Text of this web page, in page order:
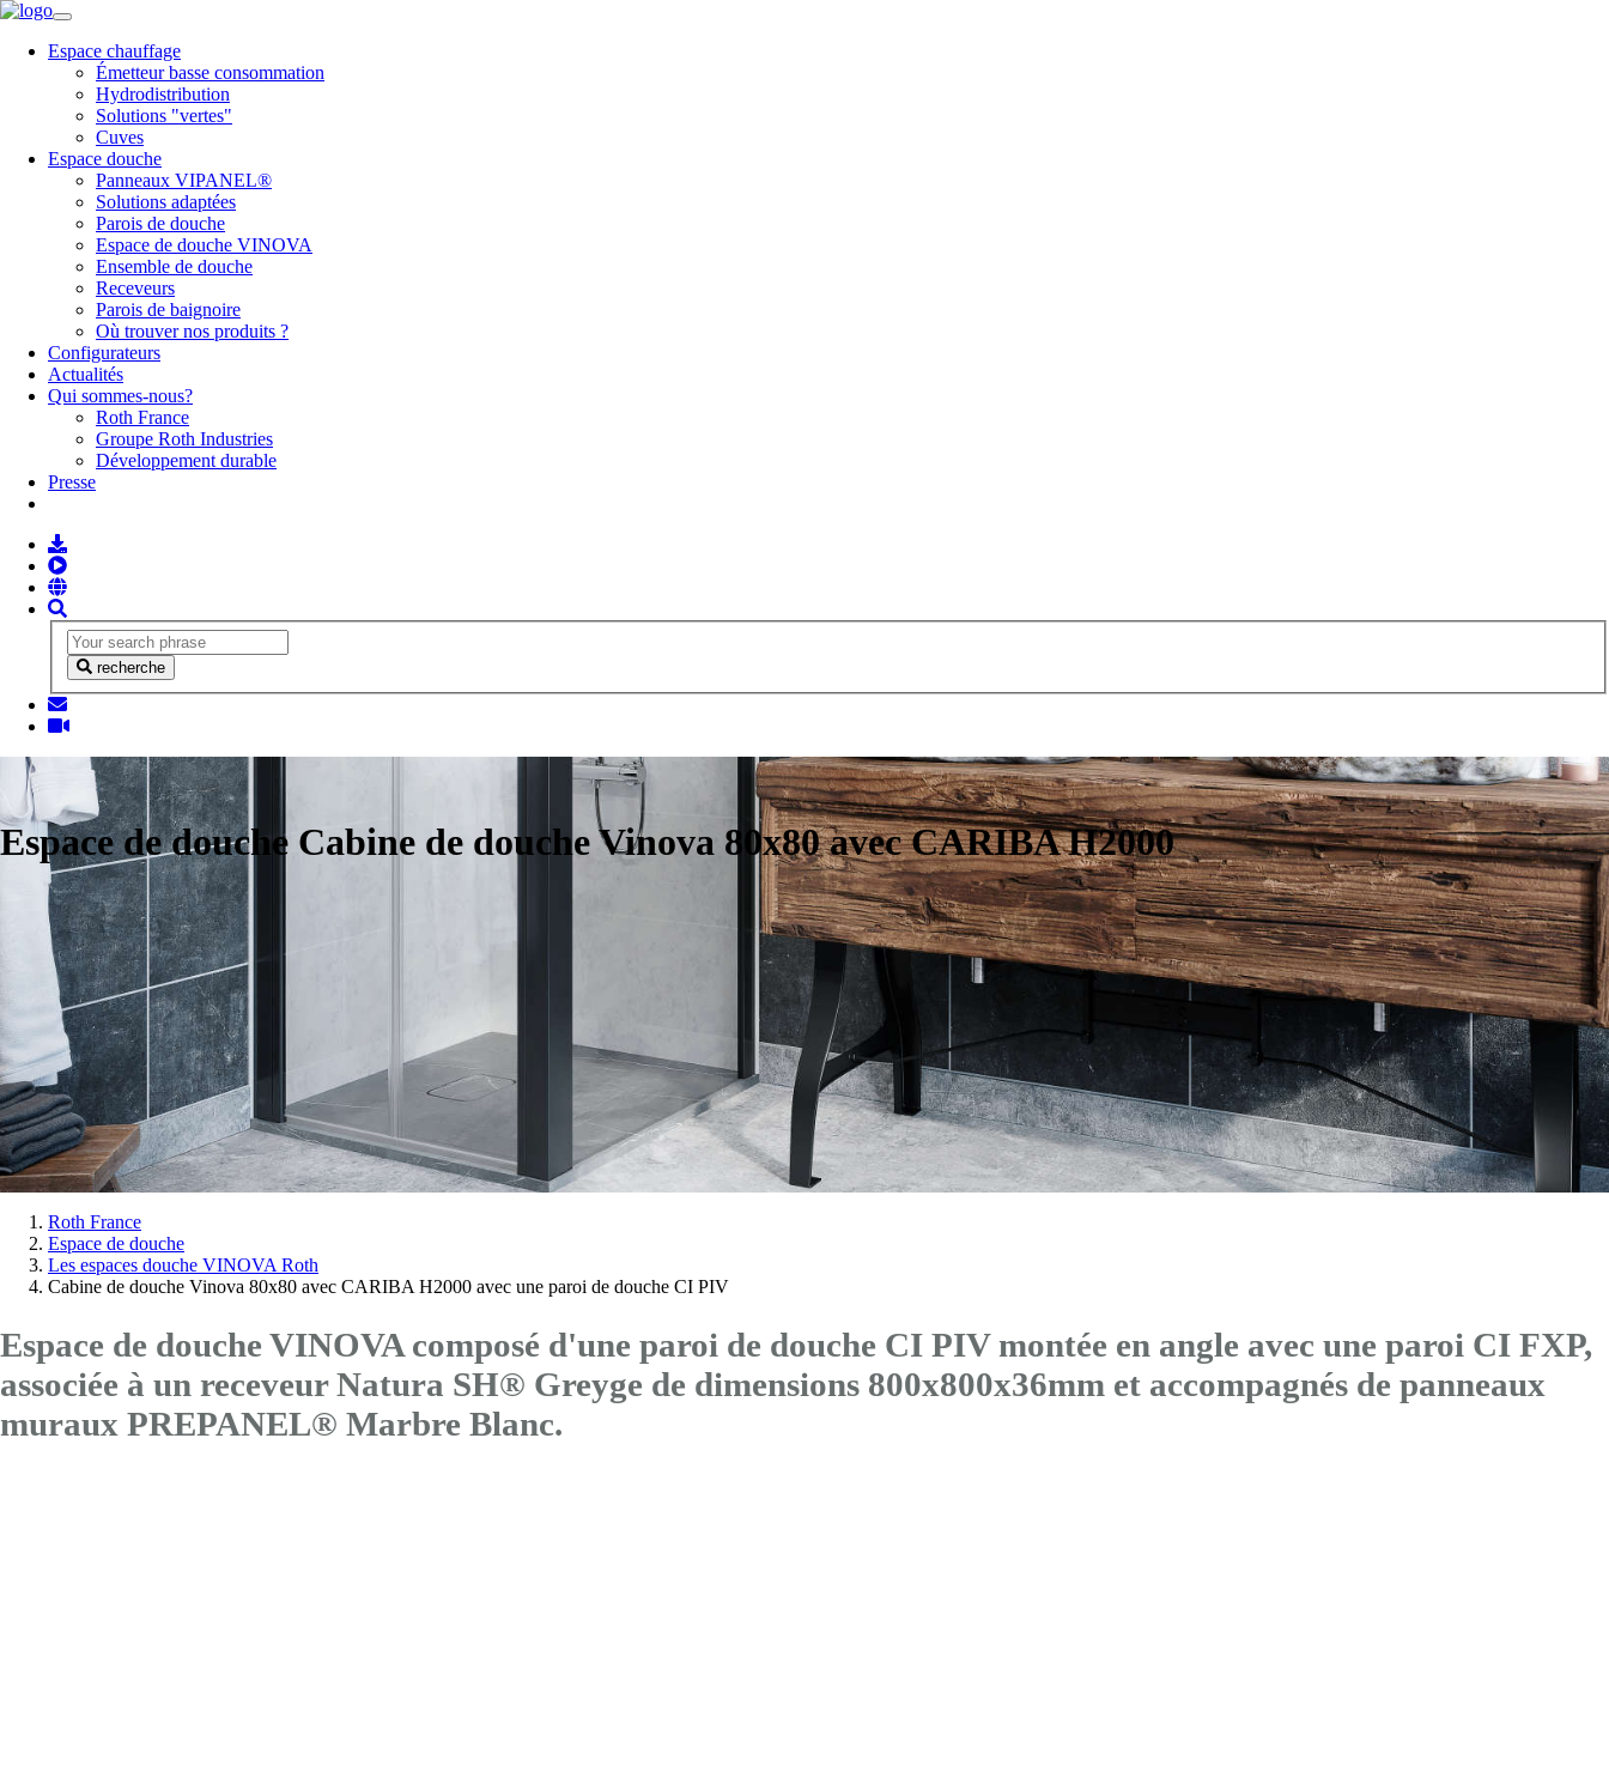
Espace chauffage
Émetteur basse consommation
Hydrodistribution
Solutions "vertes"
Cuves
Espace douche
Panneaux VIPANEL®
Solutions adaptées
Parois de douche
Espace de douche VINOVA
Ensemble de douche
Receveurs
Parois de baignoire
Où trouver nos produits ?
Configurateurs
Actualités
Qui sommes-nous?
Roth France
Groupe Roth Industries
Développement durable
Presse
recherche
Espace de douche Cabine de douche Vinova 80x80 avec CARIBA H2000
Vous
êtes
Roth France
Espace de douche
Les espaces douche VINOVA Roth
Cabine de douche Vinova 80x80 avec CARIBA H2000 avec une paroi de douche CI PIV
Espace de douche VINOVA composé d'une paroi de douche CI PIV montée en angle avec une paroi CI FXP,
associée à un receveur Natura SH® Greyge de dimensions 800x800x36mm et accompagnés de panneaux
muraux PREPANEL® Marbre Blanc.